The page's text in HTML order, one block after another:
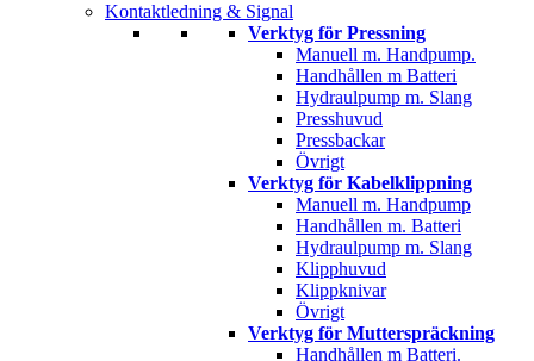
Kontaktledning & Signal
Verktyg för Pressning
Manuell m. Handpump.
Handhållen m Batteri
Hydraulpump m. Slang
Presshuvud
Pressbackar
Övrigt
Verktyg för Kabelklippning
Manuell m. Handpump
Handhållen m. Batteri
Hydraulpump m. Slang
Klipphuvud
Klippknivar
Övrigt
Verktyg för Mutterspräckning
Handhållen m Batteri.